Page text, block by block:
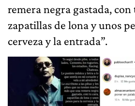
remera negra gastada, con
zapatillas de lona y unos
cerveza y la entrada”.